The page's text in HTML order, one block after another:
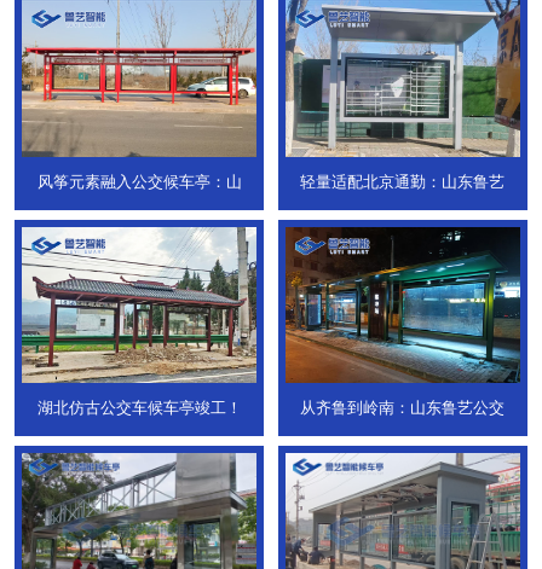
风筝元素融入公交候车亭：山 轻量适配北京通勤：山东鲁艺
湖北仿古公交车候车亭竣工！ 从齐鲁到岭南：山东鲁艺公交